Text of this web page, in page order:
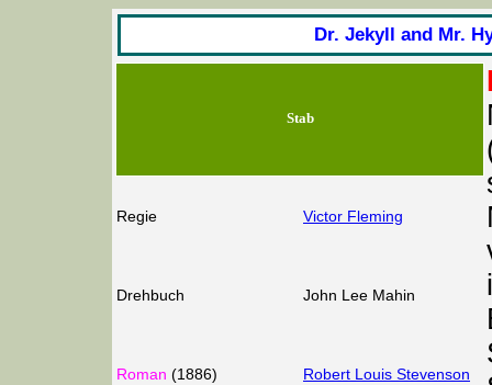
Dr. Jekyll and Mr.
Stab
Regie Victor Fleming
Drehbuch John Lee Mahin
Roman (1886) Robert Louis Stevenson